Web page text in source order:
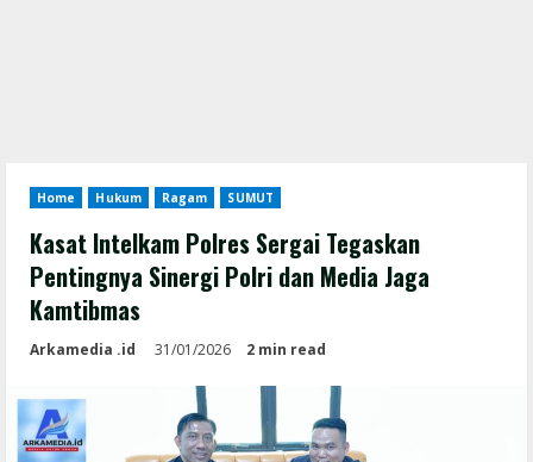
Home Hukum Ragam SUMUT
Kasat Intelkam Polres Sergai Tegaskan
Pentingnya Sinergi Polri dan Media Jaga
Kamtibmas
Arkamedia .id 31/01/2026 2 min read